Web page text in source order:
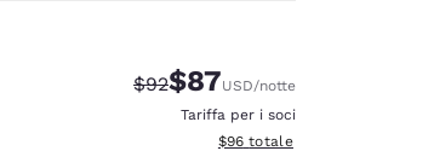
Tariffa di barratura:
$92Tariffa scontata:
$87USD/notte
Tariffa per i soci
Visualizza i dettagli totali
$96 totale